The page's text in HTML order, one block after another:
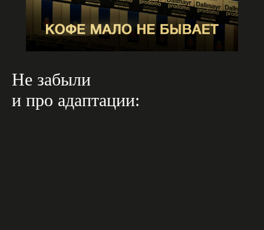
Не забыли
и про адаптации: